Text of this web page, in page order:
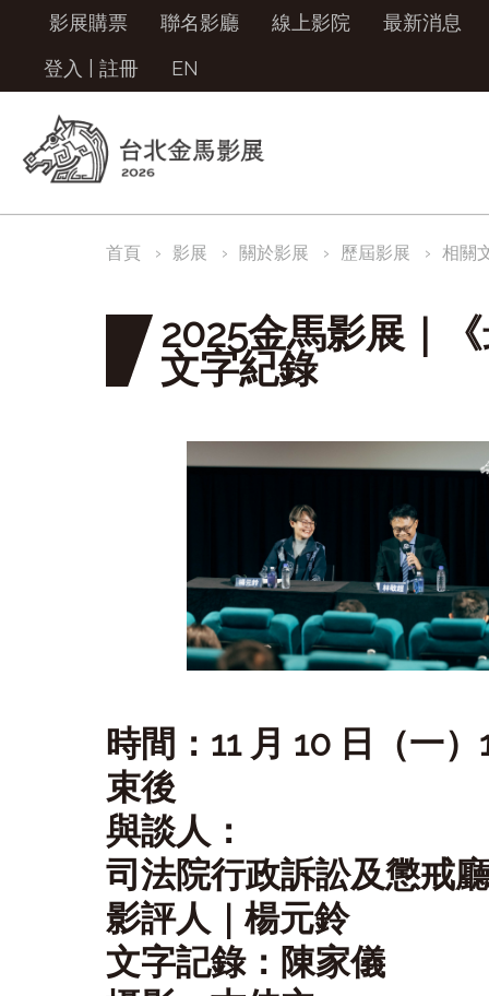
影展購票 聯名影廳 線上影院
最新消息
登入
註冊 EN
首頁 影展 關於影展 歷屆影展 相關
2025金馬影展｜
文字紀錄
時間：11 月 10 日（一）
束後
與談人：
司法院行政訴訟及懲戒
影評人｜楊元鈴
文字記錄：陳家儀